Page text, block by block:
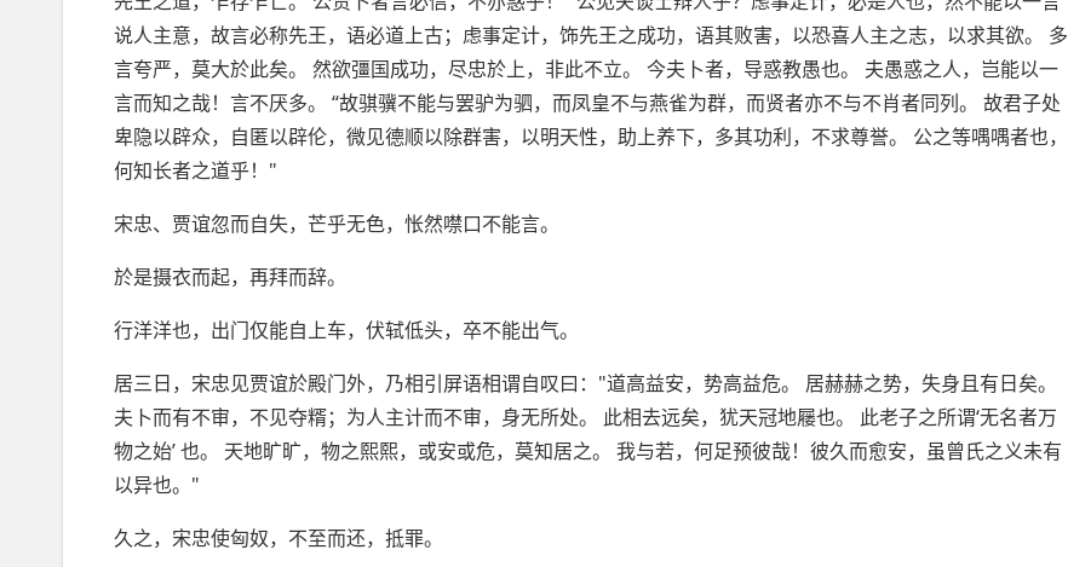
说人主意，故言必称先王，语必道上古；虑事定计，饰先王之成功，语其败害，以恐喜人主之志，以求其欲。 多
言夸严，莫大於此矣。 然欲彊国成功，尽忠於上，非此不立。 今夫卜者，导惑教愚也。 夫愚惑之人，岂能以一
言而知之哉！言不厌多。 “故骐骥不能与罢驴为驷，而凤皇不与燕雀为群，而贤者亦不与不肖者同列。 故君子处
卑隐以辟众，自匿以辟伦，微见德顺以除群害，以明天性，助上养下，多其功利，不求尊誉。 公之等喁喁者也，
何知长者之道乎！"
宋忠、贾谊忽而自失，芒乎无色，怅然噤口不能言。
於是摄衣而起，再拜而辞。
行洋洋也，出门仅能自上车，伏轼低头，卒不能出气。
居三日，宋忠见贾谊於殿门外，乃相引屏语相谓自叹曰："道高益安，势高益危。 居赫赫之势，失身且有日矣。
夫卜而有不审，不见夺糈；为人主计而不审，身无所处。 此相去远矣，犹天冠地屦也。 此老子之所谓‘无名者万
物之始’ 也。 天地旷旷，物之熙熙，或安或危，莫知居之。 我与若，何足预彼哉！彼久而愈安，虽曾氏之义未有
以异也。"
久之，宋忠使匈奴，不至而还，抵罪。